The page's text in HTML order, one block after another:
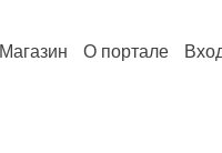
Магазин О портале